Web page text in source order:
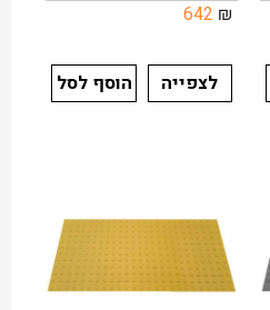
₪
642
לצפייה הוסף לסל